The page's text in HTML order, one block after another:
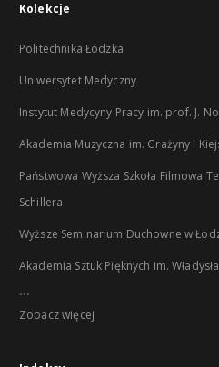
Kolekcje
Politechnika Łódzka
Uniwersytet Medyczny
Instytut Medycyny Pracy im. prof. J.
Akademia Muzyczna im. Grażyny i
Państwowa Wyższa Szkoła Filmowa
Schillera
Wyższe Seminarium Duchowne w
Akademia Sztuk Pięknych im.
...
Zobacz więcej